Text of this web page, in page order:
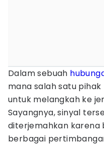
Dalam sebuah
mana salah satu
untuk melangkah ke
Sayangnya, sinyal
diterjemahkan karena
berbagai